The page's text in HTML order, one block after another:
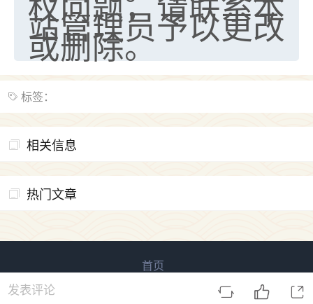
站管理员予以更改
或删除。
标签：
相关信息
热门文章
发表评论
首页
鲁ICP备2023027138号-3